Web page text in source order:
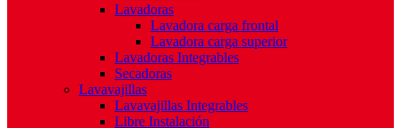
Lavadoras
Lavadora carga frontal
Lavadora carga superior
Lavadoras Integrables
Secadoras
Lavavajillas
Lavavajillas Integrables
Libre Instalación